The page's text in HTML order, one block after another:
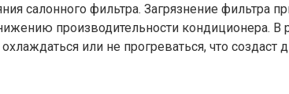
салонного фильтра. Загрязнение фильтра
производительности кондиционера. В
или не прогреваться, что